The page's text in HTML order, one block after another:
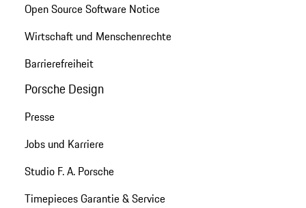
Open Source Software Notice
Wirtschaft und Menschenrechte
Barrierefreiheit
Porsche Design
Presse
Jobs und Karriere
Studio F. A. Porsche
Timepieces Garantie & Service